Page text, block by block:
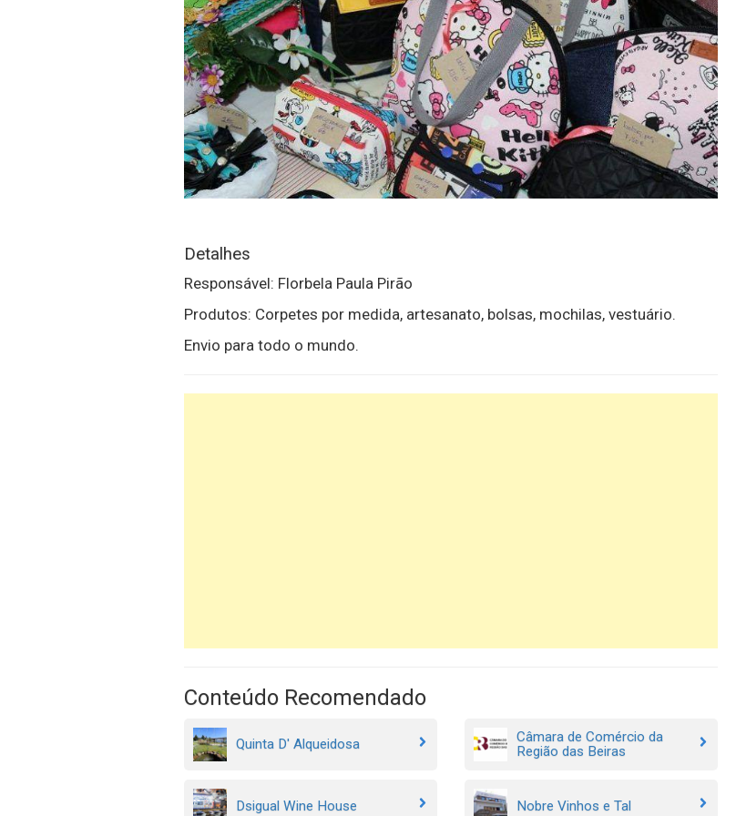
Detalhes
Responsável: Florbela Paula Pirão
Produtos: Corpetes por medida, artesanato, bolsas, mochilas, vestuário.
Envio para todo o mundo.
Conteúdo Recomendado
Quinta D' Alqueidosa
Câmara de Comércio da
Região das Beiras
Dsigual Wine House Nobre Vinhos e Tal